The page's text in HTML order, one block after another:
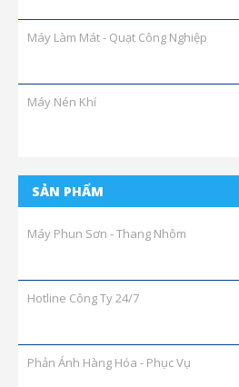
Máy Làm Mát - Quạt Công Nghiệp
Máy Nén Khí
SẢN PHẨM
Máy Phun Sơn - Thang Nhôm
Hotline Công Ty 24/7
Phản Ánh Hàng Hóa - Phục Vụ